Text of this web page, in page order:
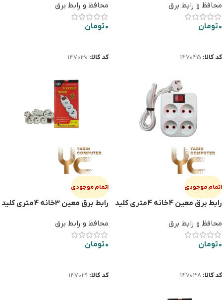
محافظ و رابط برق
0تومان
کد کالا: 147045
محافظ و رابط برق
0تومان
کد کالا: 147030
اتمام موجودی
رابط برق معین 4خانه 4متری کلید
محافظ و رابط برق
0تومان
کد کالا: 147038
اتمام موجودی
رابط برق معین 3خانه 4متری کلید
محافظ و رابط برق
0تومان
کد کالا: 147031